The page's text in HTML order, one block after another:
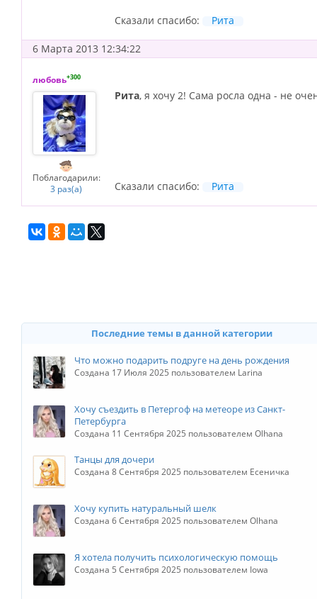
Сказали спасибо: Рита
6 Марта 2013 12:34:22
любовь+300
Поблагодарили:
3 раз(а)
Рита, я хочу 2! Сама росла одна - не
Сказали спасибо: Рита
Последние темы в данной категории
Что можно подарить подруге на день рождения
Создана 17 Июля 2025 пользователем Larina
Хочу съездить в Петергоф на метеоре из Санкт-
Петербурга
Создана 11 Сентября 2025 пользователем Olhana
Танцы для дочери
Создана 8 Сентября 2025 пользователем Есеничка
Хочу купить натуральный шелк
Создана 6 Сентября 2025 пользователем Olhana
Я хотела получить психологическую помощь
Создана 5 Сентября 2025 пользователем Iowa